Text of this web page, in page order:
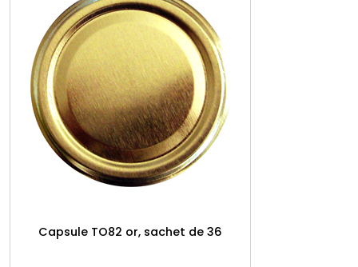
Capsule TO82 or, sachet de 36